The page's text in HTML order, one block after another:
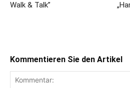
Walk & Talk”
Kommentieren Sie den Artikel